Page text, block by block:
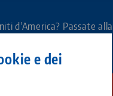
e dei
d'America? Passate alla